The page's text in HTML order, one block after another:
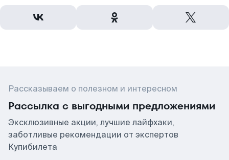
Рассказываем о полезном и интересном
Рассылка с выгодными предложениями
Эксклюзивные акции, лучшие лайфхаки,
заботливые рекомендации от экспертов
Купибилета